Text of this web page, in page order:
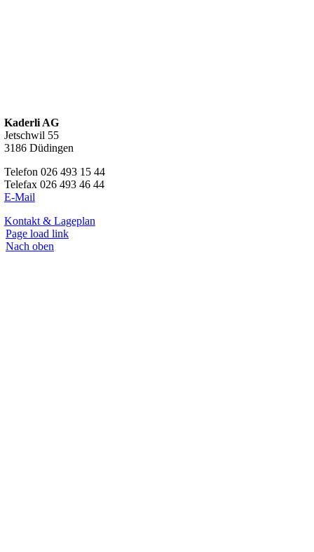
Kaderli AG
Jetschwil 55
3186 Düdingen
Telefon 026 493 15 44
Telefax 026 493 46 44
E-Mail
Kontakt & Lageplan
Page load link
Nach oben